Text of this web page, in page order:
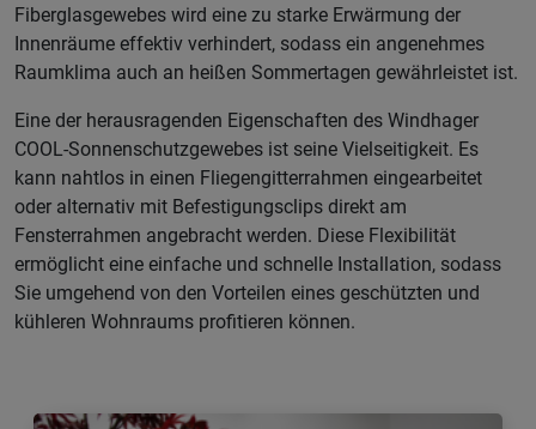
Fiberglasgewebes wird eine zu starke Erwärmung der
Innenräume effektiv verhindert, sodass ein angenehmes
Raumklima auch an heißen Sommertagen gewährleistet ist.
Eine der herausragenden Eigenschaften des Windhager
COOL-Sonnenschutzgewebes ist seine Vielseitigkeit. Es
kann nahtlos in einen Fliegengitterrahmen eingearbeitet
oder alternativ mit Befestigungsclips direkt am
Fensterrahmen angebracht werden. Diese Flexibilität
ermöglicht eine einfache und schnelle Installation, sodass
Sie umgehend von den Vorteilen eines geschützten und
kühleren Wohnraums profitieren können.